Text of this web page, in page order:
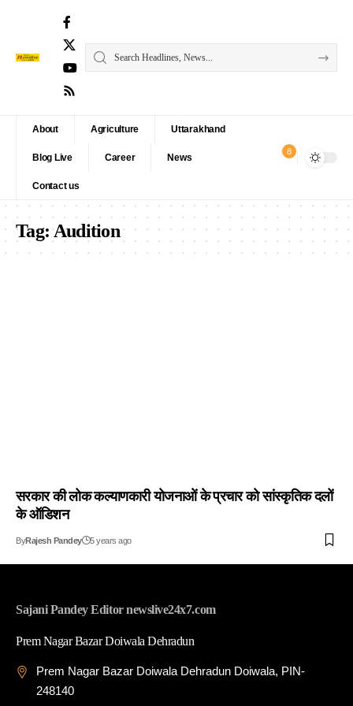
About Agriculture Uttarakhand
Blog Live Career News
Contact us
8
Tag:Audition
सरकार की लोक कल्याणकारी योजनाओं के प्रचार को सांस्कृतिक दलों
के ऑडिशन
ByRajesh Pandey 5 years ago
Sajani Pandey Editor newslive24x7.com
Prem Nagar Bazar Doiwala Dehradun
Prem Nagar Bazar Doiwala Dehradun Doiwala, PIN-
248140